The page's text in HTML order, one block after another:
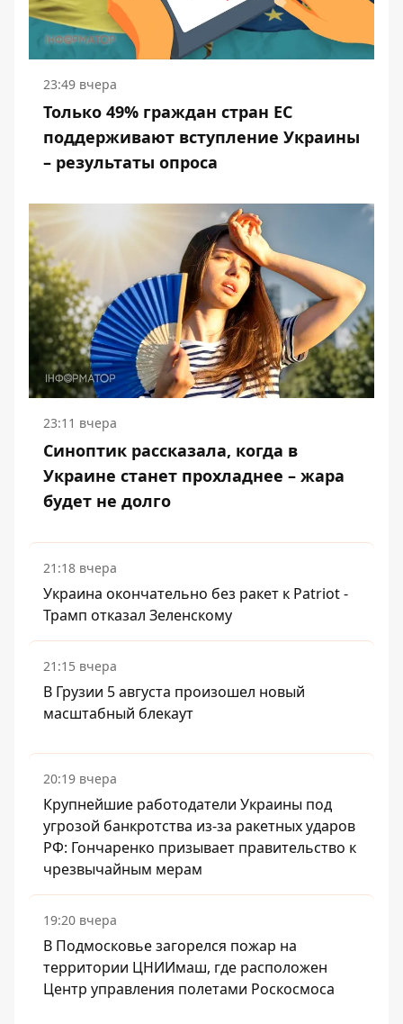
23:49 вчера
Только 49% граждан стран ЕС
поддерживают вступление Украины
– результаты опроса
23:11 вчера
Синоптик рассказала, когда в
Украине станет прохладнее – жара
будет не долго
21:18 вчера
Украина окончательно без ракет к Patriot -
Трамп отказал Зеленскому
21:15 вчера
В Грузии 5 августа произошел новый
масштабный блекаут
20:19 вчера
Крупнейшие работодатели Украины под
угрозой банкротства из-за ракетных ударов
РФ: Гончаренко призывает правительство к
чрезвычайным мерам
19:20 вчера
В Подмосковье загорелся пожар на
территории ЦНИИмаш, где расположен
Центр управления полетами Роскосмоса